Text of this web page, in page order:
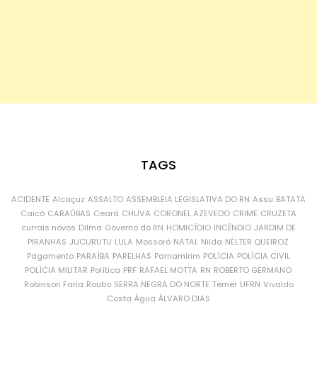
TAGS
ACIDENTE Alcaçuz ASSALTO ASSEMBLEIA LEGISLATIVA DO RN Assu BATATA
Caicó CARAÚBAS Ceará CHUVA CORONEL AZEVEDO CRIME CRUZETA
currais novos Dilma Governo do RN HOMICÍDIO INCÊNDIO JARDIM DE
PIRANHAS JUCURUTU LULA Mossoró NATAL Nilda NÉLTER QUEIROZ
Pagamento PARAÍBA PARELHAS Parnamirim POLÍCIA POLÍCIA CIVIL
POLÍCIA MILITAR Política PRF RAFAEL MOTTA RN ROBERTO GERMANO
Robinson Faria Roubo SERRA NEGRA DO NORTE Temer UFRN Vivaldo
Costa Água ÁLVARO DIAS